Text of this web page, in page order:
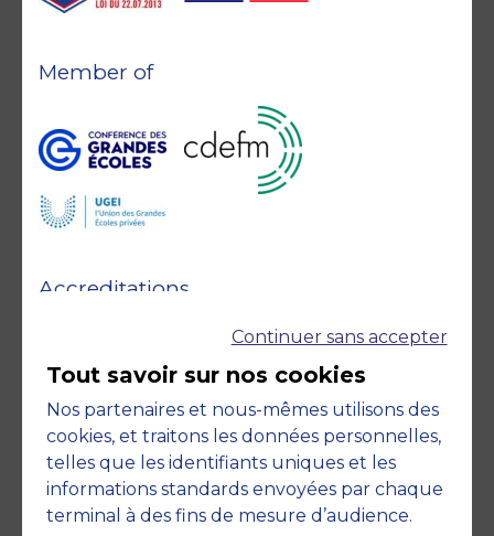
Accreditations
Member of
Engagements
Continuer sans accepter
Tout savoir sur nos cookies
Nos partenaires et nous-mêmes utilisons des
cookies, et traitons les données personnelles,
telles que les identifiants uniques et les
informations standards envoyées par chaque
terminal à des fins de mesure d’audience.